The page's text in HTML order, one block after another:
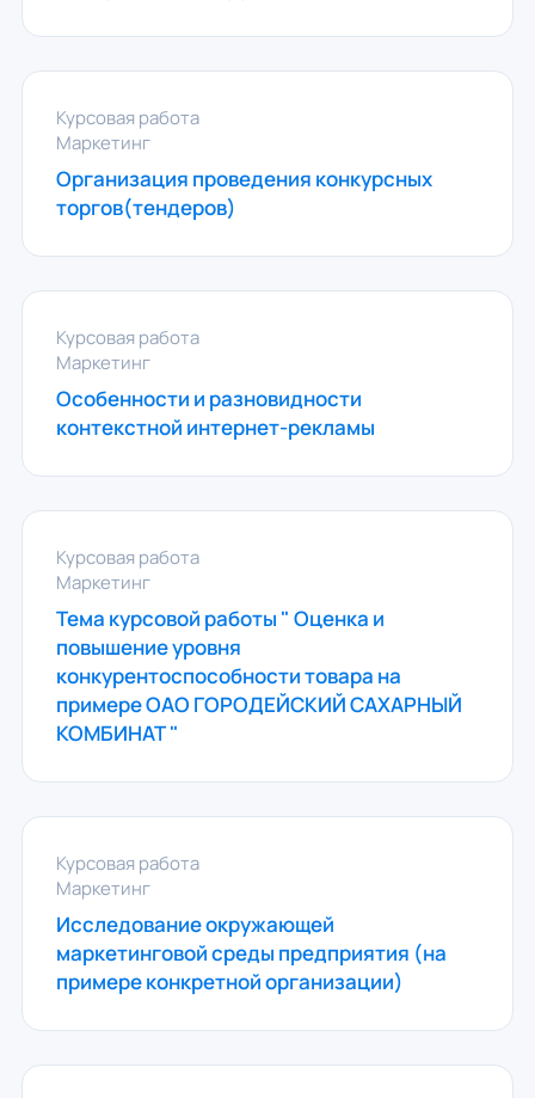
Курсовая работа
Маркетинг
Организация проведения конкурсных
торгов(тендеров)
Курсовая работа
Маркетинг
Особенности и разновидности
контекстной интернет-рекламы
Курсовая работа
Маркетинг
Тема курсовой работы " Оценка и
повышение уровня
конкурентоспособности товара на
примере ОАО ГОРОДЕЙСКИЙ САХАРНЫЙ
КОМБИНАТ "
Курсовая работа
Маркетинг
Исследование окружающей
маркетинговой среды предприятия (на
примере конкретной организации)